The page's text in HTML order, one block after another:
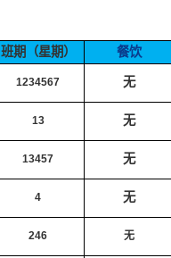
班期（星期） 餐饮
1234567 无
13 无
13457 无
4 无
246 无